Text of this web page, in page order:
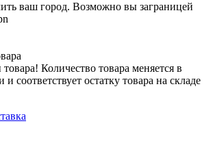
ваш город. Возможно вы заграницей
Количество товара меняется в
соответствует остатку товара на складе